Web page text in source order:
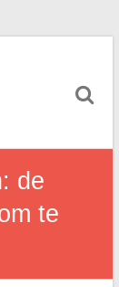
de
te